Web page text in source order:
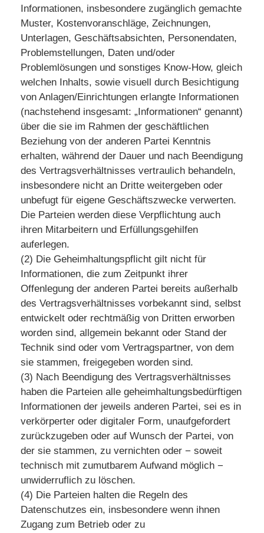
Informationen, insbesondere zugänglich gemachte
Muster, Kostenvoranschläge, Zeichnungen,
Unterlagen, Geschäftsabsichten, Personendaten,
Problemstellungen, Daten und/oder
Problemlösungen und sonstiges Know-How, gleich
welchen Inhalts, sowie visuell durch Besichtigung
von Anlagen/Einrichtungen erlangte Informationen
(nachstehend insgesamt: „Informationen“ genannt)
über die sie im Rahmen der geschäftlichen
Beziehung von der anderen Partei Kenntnis
erhalten, während der Dauer und nach Beendigung
des Vertragsverhältnisses vertraulich behandeln,
insbesondere nicht an Dritte weitergeben oder
unbefugt für eigene Geschäftszwecke verwerten.
Die Parteien werden diese Verpflichtung auch
ihren Mitarbeitern und Erfüllungsgehilfen
auferlegen.
(2) Die Geheimhaltungspflicht gilt nicht für
Informationen, die zum Zeitpunkt ihrer
Offenlegung der anderen Partei bereits außerhalb
des Vertragsverhältnisses vorbekannt sind, selbst
entwickelt oder rechtmäßig von Dritten erworben
worden sind, allgemein bekannt oder Stand der
Technik sind oder vom Vertragspartner, von dem
sie stammen, freigegeben worden sind.
(3) Nach Beendigung des Vertragsverhältnisses
haben die Parteien alle geheimhaltungsbedürftigen
Informationen der jeweils anderen Partei, sei es in
verkörperter oder digitaler Form, unaufgefordert
zurückzugeben oder auf Wunsch der Partei, von
der sie stammen, zu vernichten oder − soweit
technisch mit zumutbarem Aufwand möglich −
unwiderruflich zu löschen.
(4) Die Parteien halten die Regeln des
Datenschutzes ein, insbesondere wenn ihnen
Zugang zum Betrieb oder zu